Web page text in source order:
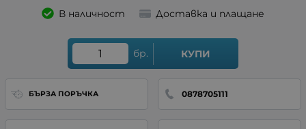
В наличност Доставка и плащане
бр. КУПИ
БЪРЗА ПОРЪЧКА 0878705111